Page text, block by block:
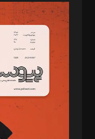
مدیر مسئول: محمدباقر
سردبیر: مهرک محمودی
دبیر تحریریه: میثم قاسمی
د‌بیر ناداستان: سمانه
د‌بیر خدمت و تجارت:
د‌بیر حقوق فناوری:
د‌بیر پیوست جهان: مینا
د‌بیر تحریریه آنلاین: